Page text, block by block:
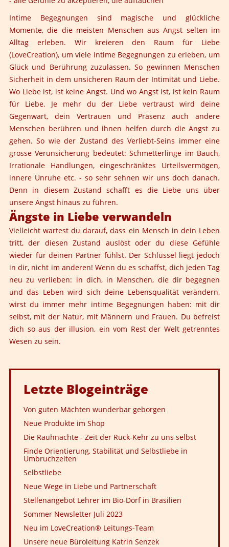
Intime Begegnungen sind magische und glückliche
Momente, die die meisten Menschen aus Angst selten im
Alltag erleben. Wir kreieren den Raum für Liebe
(LoveCreation), um viele intime Begegnungen zu erleben, um
Glück und Berührung zuzulassen. So gewinnen Menschen
Sicherheit in dem unsicheren Raum der Intimität und Liebe.
Wo Liebe ist, ist keine Angst. Und wo Angst ist, ist kein Raum
für Liebe. Je mehr du der Liebe vertraust wird deine
Gegenwart, dein Vertrauen und Präsenz auch andere
Menschen berühren und ihnen helfen durch die Angst zu
gehen. So wie der Zustand des Verliebt-Seins immer eine
grosse Verunsicherung bedeutet: Schmetterlinge im Bauch,
Irrationale Handlungen, eingeschränktes Urteilsvermögen,
innere Unruhe etc. - so sehr sehnen wir uns doch danach.
Denn in diesem Zustand schafft es die Liebe uns über
unsere Angst hinaus zu führen.
Ängste in Liebe verwandeln
Vielleicht wartest du darauf, dass ein Mensch in dein Leben
tritt, der diesen Zustand auslöst oder du diese Gefühle
wieder für deinen Partner fühlst. Der Schlüssel liegt jedoch
in dir, nicht im anderen! Wenn du es schaffst, dich jeden Tag
neu zu verlieben: in dich, in Menschen, die dir begegnen
und das Leben wird sich deine Lebensqualität verändern,
wirst du immer mehr intime Begegnungen haben: mit dir
selbst, mit der Natur, mit Männern und Frauen. Du befreist
dich so aus der illusion, ein vom Rest der Welt getrenntes
Wesen zu sein.
Letzte Blogeinträge
Von guten Mächten wunderbar geborgen
Neue Produkte im Shop
Die Rauhnächte - Zeit der Rück-Kehr zu uns selbst
Finde Orientierung, Stabilität und Selbstliebe in
Umbruchzeiten
Selbstliebe
Neue Wege in Liebe und Partnerschaft
Stellenangebot Lehrer im Bio-Dorf in Brasilien
Sommer Newsletter Juli 2023
Neu im LoveCreation® Leitungs-Team
Unsere neue Büroleitung Katrin Senzek